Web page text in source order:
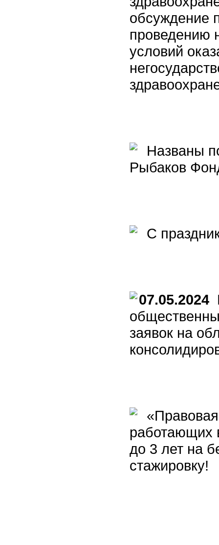
обсуждение
проведению
условий
Названы
Рыбаков
С
07.05.2024
заявок на
работающих
до 3 лет на
стажировку!